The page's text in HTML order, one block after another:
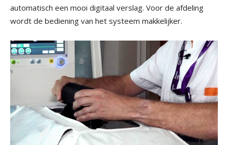
automatisch een mooi digitaal verslag. Voor de afdeling
wordt de bediening van het systeem makkelijker.